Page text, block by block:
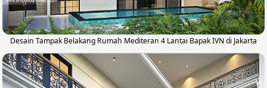
Desain Tampak Belakang Rumah Mediteran 4 Lantai Bapak IVN di Jakarta